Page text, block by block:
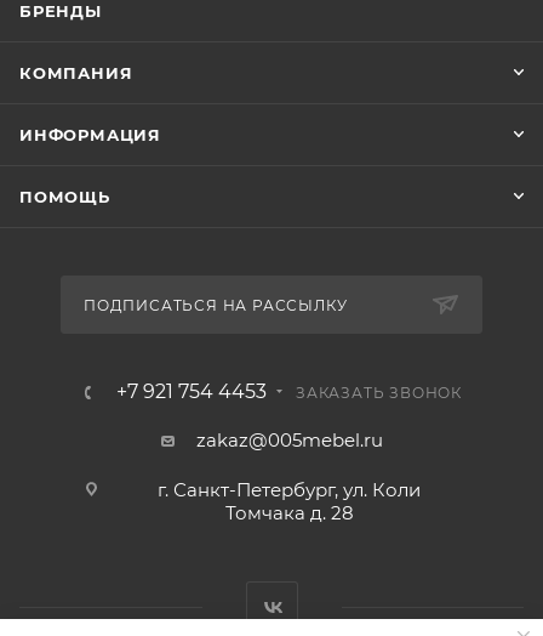
БРЕНДЫ
КОМПАНИЯ
ИНФОРМАЦИЯ
ПОМОЩЬ
ПОДПИСАТЬСЯ НА РАССЫЛКУ
+7 921 754 4453 ЗАКАЗАТЬ ЗВОНОК
zakaz@005mebel.ru
г. Санкт-Петербург, ул. Коли
Томчака д. 28